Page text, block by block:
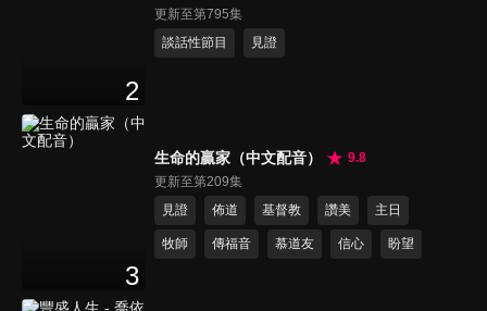
2
更新至第795集
談話性節目
見證
3
生命的贏家（中文配音）
9.8
更新至第209集
見證
佈道 基督教 讚美 主日
牧師 傳福音 慕道友 信心 盼望